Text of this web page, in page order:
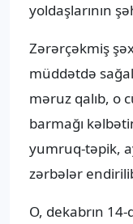
yoldaşlarının
Zərərçəkmiş
müddətdə
məruz qalıb, o
barmağı
yumruq-təpik,
zərbələr
O, dekabrın